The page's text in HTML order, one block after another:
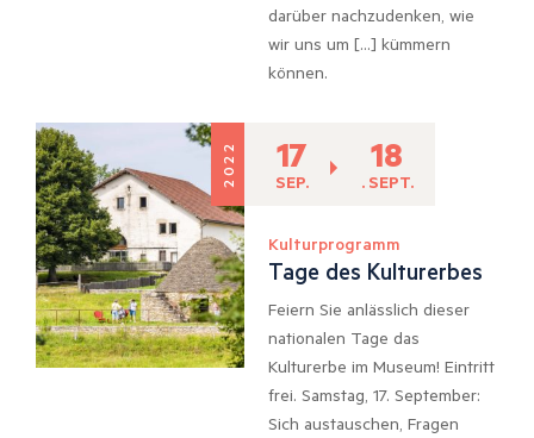
darüber nachzudenken, wie
wir uns um […] kümmern
können.
2022 17
SEP.
18
. SEPT.
Kulturprogramm
Tage des Kulturerbes
Feiern Sie anlässlich dieser
nationalen Tage das
Kulturerbe im Museum! Eintritt
frei. Samstag, 17. September:
Sich austauschen, Fragen